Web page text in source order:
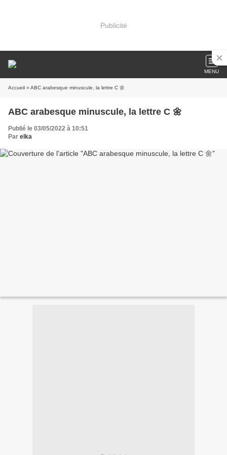
Publicité
MENU
Accueil » ABC arabesque minuscule, la lettre C 🌼
ABC arabesque minuscule, la lettre C 🌼
Publié le 03/05/2022 à 10:51
Par elka